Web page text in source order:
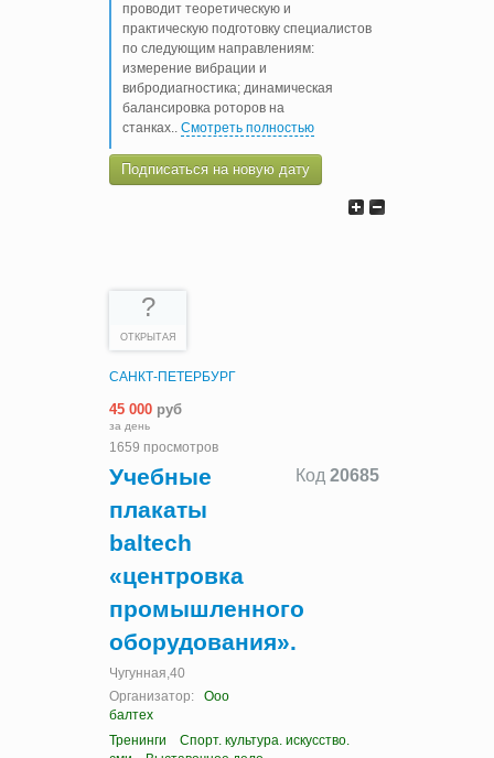
проводит теоретическую и
практическую подготовку специалистов
по следующим направлениям:
измерение вибрации и
вибродиагностика; динамическая
балансировка роторов на
станках.. Смотреть полностью
Подписаться на новую дату
?
ОТКРЫТАЯ
САНКТ-ПЕТЕРБУРГ
45 000 руб
за день
1659 просмотров
Код 20685
Учебные
плакаты
baltech
«центровка
промышленного
оборудования».
Чугунная,40
Организатор:
Ооо
балтех
Тренинги
Спорт. культура. искусство.